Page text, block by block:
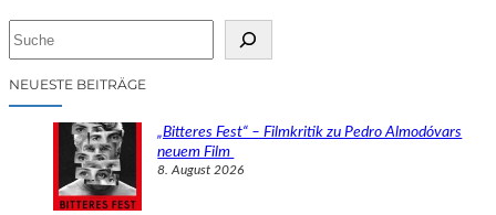
cNEUESTE BEITRÄGE
„Bitteres Fest“ – Filmkritik zu Pedro Almodóvars
neuem Film
8. August 2026